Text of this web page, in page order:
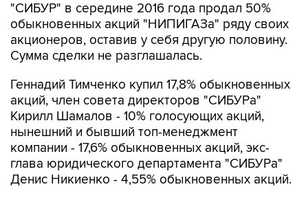
"СИБУР" в середине 2016 года продал 50%
обыкновенных акций "НИПИГАЗа" ряду своих
акционеров, оставив у себя другую половину.
Сумма сделки не разглашалась.
Геннадий Тимченко купил 17,8% обыкновенных
акций, член совета директоров "СИБУРа"
Кирилл Шамалов - 10% голосующих акций,
нынешний и бывший топ-менеджмент
компании - 17,6% обыкновенных акций, экс-
глава юридического департамента "СИБУРа"
Денис Никиенко - 4,55% обыкновенных акций.